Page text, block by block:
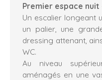
Premier espace
Un escalier longeant
un palier, une
dressing attenant,
WC.
Au niveau
aménagés en une